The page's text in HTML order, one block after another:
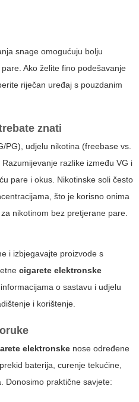
snage omogućuju bolju
Ako želite fino podešavanje
riječan uređaj s pouzdanim
znati
PG), udjelu nikotina (freebase vs.
razlike između VG i
pare i okus. Nikotinske soli često
što je korisno onima
nikotinom bez pretjerane pare.
i izbjegavajte proizvode s
cigarete elektronske
o sastavu i udjelu
i korištenje.
elektronske nose određene
baterija, curenje tekućine,
Donosimo praktične savjete: